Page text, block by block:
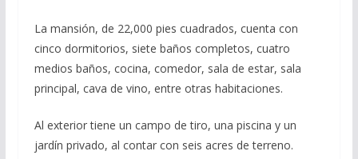
La mansión, de 22,000 pies cuadrados, cuenta con
cinco dormitorios, siete baños completos, cuatro
medios baños, cocina, comedor, sala de estar, sala
principal, cava de vino, entre otras habitaciones.
Al exterior tiene un campo de tiro, una piscina y un
jardín privado, al contar con seis acres de terreno.